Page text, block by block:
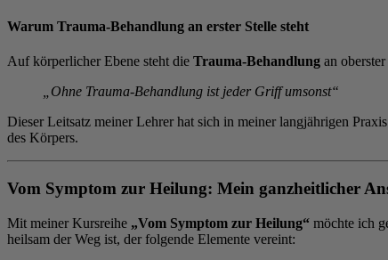
Warum Trauma-Behandlung an erster Stelle steht
Auf körperlicher Ebene steht die Trauma-Behandlung an
„Ohne Trauma-Behandlung ist jeder Griff umsonst“
Dieser Leitsatz meiner Lehrer hat sich in meiner langjährigen
des Körpers.
Vom Symptom zur Heilung: Mein ganzheitlicher
Mit meiner Kursreihe „Vom Symptom zur Heilung“ möchte ich
heilsam der Weg ist, der folgende Elemente vereint: